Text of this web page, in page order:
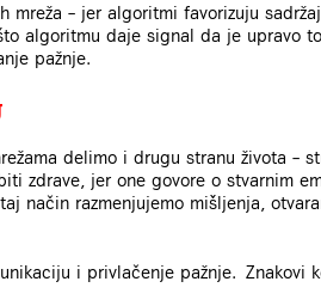
– jer algoritmi favorizuju
algoritmu daje signal da je upravo
pažnje.
delimo i drugu stranu života –
zdrave, jer one govore o stvarnim
način razmenjujemo mišljenja,
i privlačenje pažnje. Znakovi